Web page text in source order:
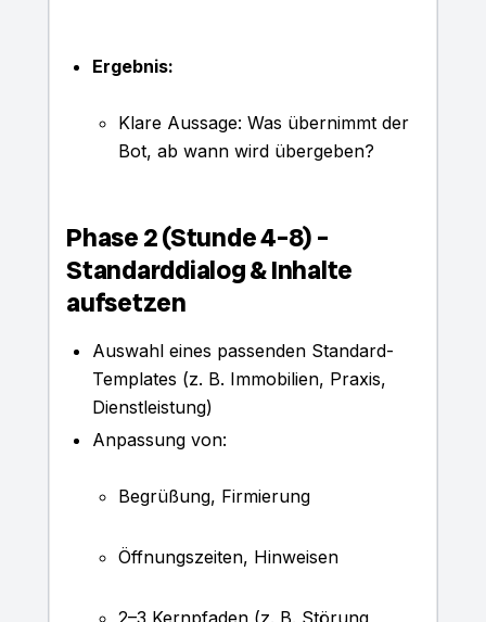
Ergebnis:
Klare Aussage: Was übernimmt der
Bot, ab wann wird übergeben?
Phase 2 (Stunde 4–8) –
Standarddialog & Inhalte
aufsetzen
Auswahl eines passenden Standard-
Templates (z. B. Immobilien, Praxis,
Dienstleistung)
Anpassung von:
Begrüßung, Firmierung
Öffnungszeiten, Hinweisen
2–3 Kernpfaden (z. B. Störung,